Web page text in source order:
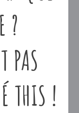
?
PAS
THIS !